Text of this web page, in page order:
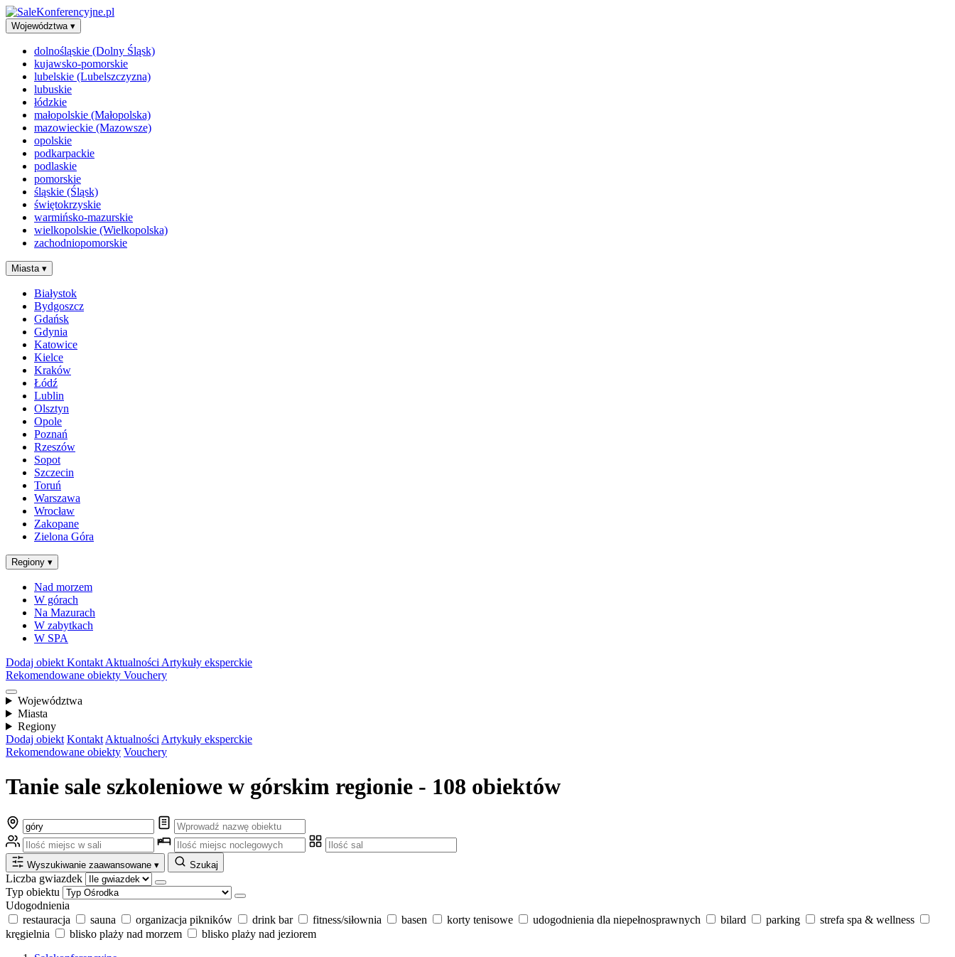
Województwa ▾
dolnośląskie (Dolny Śląsk)
kujawsko-pomorskie
lubelskie (Lubelszczyzna)
lubuskie
łódzkie
małopolskie (Małopolska)
mazowieckie (Mazowsze)
opolskie
podkarpackie
podlaskie
pomorskie
śląskie (Śląsk)
świętokrzyskie
warmińsko-mazurskie
wielkopolskie (Wielkopolska)
zachodniopomorskie
Miasta ▾
Białystok
Bydgoszcz
Gdańsk
Gdynia
Katowice
Kielce
Kraków
Łódź
Lublin
Olsztyn
Opole
Poznań
Rzeszów
Sopot
Szczecin
Toruń
Warszawa
Wrocław
Zakopane
Zielona Góra
Regiony ▾
Nad morzem
W górach
Na Mazurach
W zabytkach
W SPA
Dodaj obiekt Kontakt Aktualności Artykuły eksperckie
Rekomendowane obiekty Vouchery
Województwa
Miasta
Regiony
Dodaj obiekt Kontakt Aktualności Artykuły eksperckie
Rekomendowane obiekty Vouchery
Tanie sale szkoleniowe w górskim regionie - 108 obiektów
Wyszukiwanie zaawansowane ▾ Szukaj
Liczba gwiazdek
Typ obiektu
Udogodnienia
restauracja
sauna organizacja pikników drink bar fitness/siłownia basen korty tenisowe udogodnienia dla niepełnosprawnych bilard parking
strefa spa & wellness
kręgielnia
blisko plaży nad morzem
blisko plaży nad jeziorem